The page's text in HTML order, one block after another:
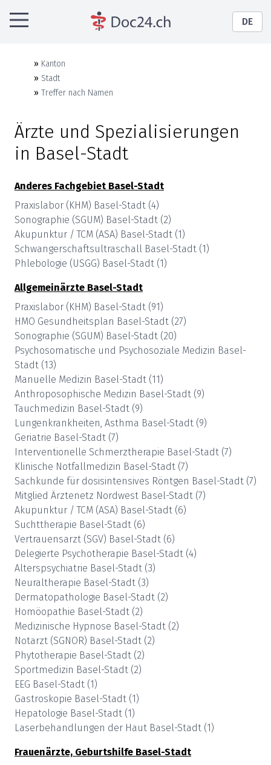
DE
» Kanton
» Stadt
» Treffer nach Namen
Ärzte und Spezialisierungen
in Basel-Stadt
Anderes Fachgebiet Basel-Stadt
Praxislabor (KHM) Basel-Stadt (4)
Sonographie (SGUM) Basel-Stadt (2)
Akupunktur / TCM (ASA) Basel-Stadt (1)
Schwangerschaftsultraschall Basel-Stadt (1)
Phlebologie (USGG) Basel-Stadt (1)
Allgemeinärzte Basel-Stadt
Praxislabor (KHM) Basel-Stadt (91)
HMO Gesundheitsplan Basel-Stadt (27)
Sonographie (SGUM) Basel-Stadt (20)
Psychosomatische und Psychosoziale Medizin Basel-
Stadt (13)
Manuelle Medizin Basel-Stadt (11)
Anthroposophische Medizin Basel-Stadt (9)
Tauchmedizin Basel-Stadt (9)
Lungenkrankheiten, Asthma Basel-Stadt (9)
Geriatrie Basel-Stadt (7)
Interventionelle Schmerztherapie Basel-Stadt (7)
Klinische Notfallmedizin Basel-Stadt (7)
Sachkunde für dosisintensives Röntgen Basel-Stadt (7)
Mitglied Ärztenetz Nordwest Basel-Stadt (7)
Akupunktur / TCM (ASA) Basel-Stadt (6)
Suchttherapie Basel-Stadt (6)
Vertrauensarzt (SGV) Basel-Stadt (6)
Delegierte Psychotherapie Basel-Stadt (4)
Alterspsychiatrie Basel-Stadt (3)
Neuraltherapie Basel-Stadt (3)
Dermatopathologie Basel-Stadt (2)
Homöopathie Basel-Stadt (2)
Medizinische Hypnose Basel-Stadt (2)
Notarzt (SGNOR) Basel-Stadt (2)
Phytotherapie Basel-Stadt (2)
Sportmedizin Basel-Stadt (2)
EEG Basel-Stadt (1)
Gastroskopie Basel-Stadt (1)
Hepatologie Basel-Stadt (1)
Laserbehandlungen der Haut Basel-Stadt (1)
Frauenärzte, Geburtshilfe Basel-Stadt